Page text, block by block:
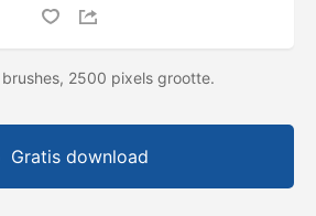
2500 pixels grootte.
Gratis download